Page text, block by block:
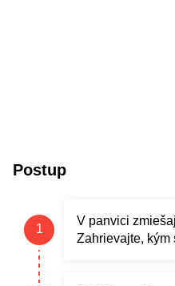
Postup
V panvici
Zahrievajte, kým